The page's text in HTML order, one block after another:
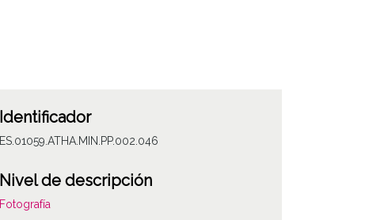
Identificador
ES.01059.ATHA.MIN.PP.002.046
Nivel de descripción
Fotografía